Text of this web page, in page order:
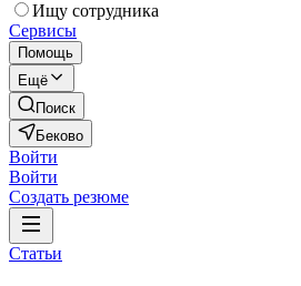
Ищу сотрудника
Сервисы
Помощь
Ещё
Поиск
Беково
Войти
Войти
Создать резюме
Статьи